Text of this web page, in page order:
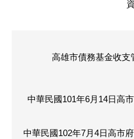
高雄市債務基金收支
中華民國101年6月14日高
中華民國102年7月4日高市